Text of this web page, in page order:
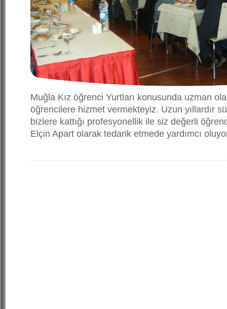
Muğla Kız öğrenci Yurtları konusunda uzman
öğrencilere hizmet vermekteyiz. Uzun yıllardır
bizlere kattığı profesyonellik ile siz değerli
Elçin Apart olarak tedarik etmede yardımcı